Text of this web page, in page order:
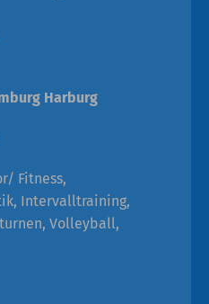
Harburg
Fitness,
Intervalltraining,
Volleyball,